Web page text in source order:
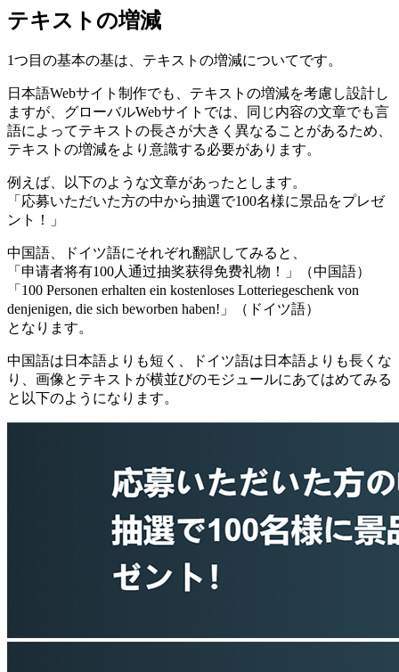
テキストの増減
1つ目の基本の基は、テキストの増減についてです。
日本語Webサイト制作でも、テキストの増減を考慮し設計し
ますが、グローバルWebサイトでは、同じ内容の文章でも言
語によってテキストの長さが大きく異なることがあるため、
テキストの増減をより意識する必要があります。
例えば、以下のような文章があったとします。
「応募いただいた方の中から抽選で100名様に景品をプレゼ
ント！」
中国語、ドイツ語にそれぞれ翻訳してみると、
「申请者将有100人通过抽奖获得免费礼物！」（中国語）
「100 Personen erhalten ein kostenloses Lotteriegeschenk von
denjenigen, die sich beworben haben!」（ドイツ語）
となります。
中国語は日本語よりも短く、ドイツ語は日本語よりも長くな
り、画像とテキストが横並びのモジュールにあてはめてみる
と以下のようになります。